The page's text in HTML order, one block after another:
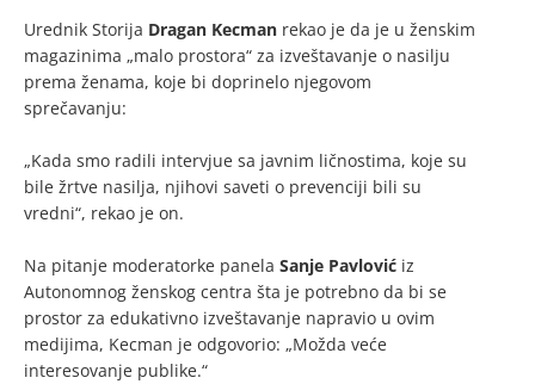
Urednik Storija Dragan Kecman rekao je da je u ženskim
magazinima „malo prostora“ za izveštavanje o nasilju
prema ženama, koje bi doprinelo njegovom
sprečavanju:
„Kada smo radili intervjue sa javnim ličnostima, koje su
bile žrtve nasilja, njihovi saveti o prevenciji bili su
vredni“, rekao je on.
Na pitanje moderatorke panela Sanje Pavlović iz
Autonomnog ženskog centra šta je potrebno da bi se
prostor za edukativno izveštavanje napravio u ovim
medijima, Kecman je odgovorio: „Možda veće
interesovanje publike.“